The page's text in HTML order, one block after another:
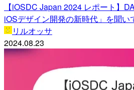
【iOSDC Japan 2024 レポート】
iOSデザイン開発の新時代」を聞い
リルオッサ
2024.08.23